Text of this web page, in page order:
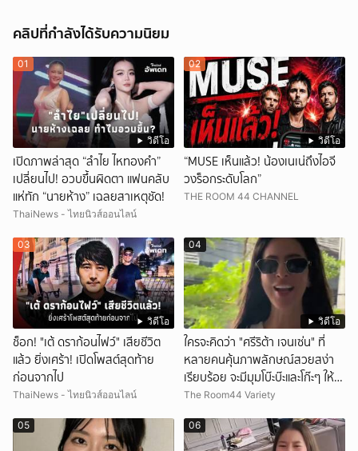
คลิปที่กำลังได้รับความนิยม
วิดีโอ
01
เปิดภาพล่าสุด “ลำไย ไหทองคำ”
เปลี่ยนไป! อวบขึ้นผิดตา แฟนคลับ
แห่ทัก “นายห้าง” เฉลยสาเหตุชัด!
ThaiNews - ไทยนิวส์ออนไลน์
วิดีโอ
02
“MUSE เห็นแล้ว! น้องเนเน่ถึงไอจี
วงร็อกระดับโลก”
THE ROOM 44 CHANNEL
วิดีโอ
03
ช็อก! "เต้ ดราก้อนไฟว์" เสียชีวิต
แล้ว ยิ่งเศร้า! เปิดโพสต์สุดท้าย
ก่อนจากไป
ThaiNews - ไทยนิวส์ออนไลน์
วิดีโอ
04
ใครจะคิดว่า "ศรีริต้า เจนเซ่น" ที่
หลายคนคุ้นภาพลักษณ์สวยสง่า
เรียบร้อย จะมีมุมโบ๊ะบ๊ะและโก๊ะๆ ให้ได้
อมยิ้มเหมือนกัน งานนี้ทำเอาแฟนๆ
The Room44 Variety
05 06